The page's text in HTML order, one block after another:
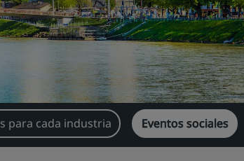
para cada industria Eventos sociales